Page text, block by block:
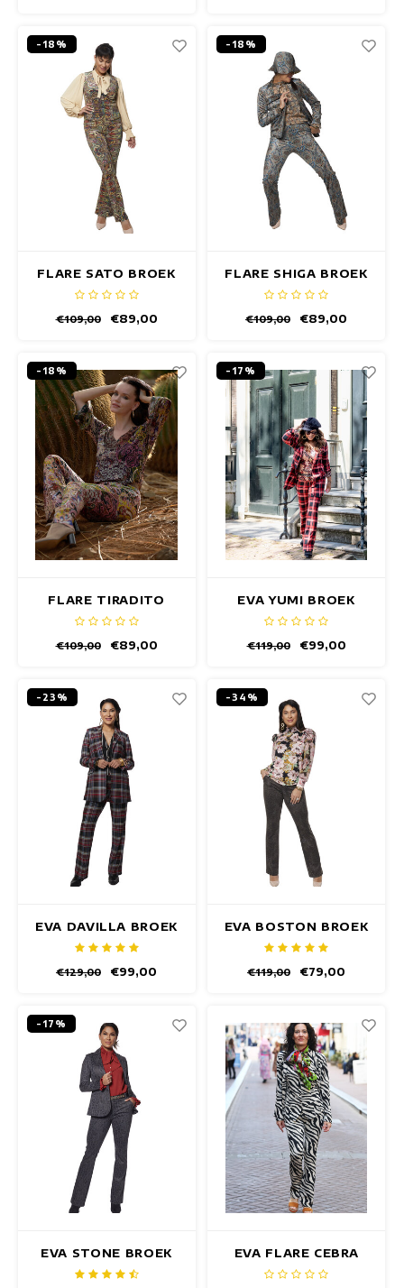
-18%
FLARE SATO BROEK
€109,00 €89,00
-18%
FLARE SHIGA BROEK
€109,00 €89,00
-18%
FLARE TIRADITO
BROEK
€109,00 €89,00
-17%
EVA YUMI BROEK
€119,00 €99,00
-23%
EVA DAVILLA BROEK
€129,00 €99,00
-34%
EVA BOSTON BROEK
€119,00 €79,00
-17%
EVA STONE BROEK
EVA FLARE CEBRA
BROEK